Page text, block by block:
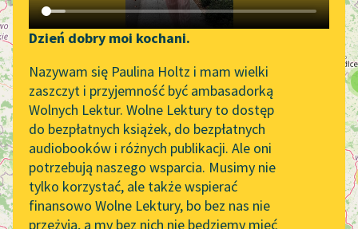
Katalog DAISY
Podkasty o książkach
Zgłoś brak utworu
Aktualności
„Prokurator Alicja Horn”
do słuchania
Byliśmy częścią AI Impact
Lab
Zapraszamy na spotkanie
online z tłumaczkami
Narzędzia
Mapa Wolnych Lektur
Leśmianator
Przewodnik dla piszących i
czytających
Dzień dobry moi kochani.
Nazywam się Paulina Holtz i mam wielki
zaszczyt i przyjemność być ambasadorką
Wolnych Lektur. Wolne Lektury to dostęp
do bezpłatnych książek, do bezpłatnych
audiobooków i różnych publikacji. Ale oni
potrzebują naszego wsparcia. Musimy nie
tylko korzystać, ale także wspierać
finansowo Wolne Lektury, bo bez nas nie
przeżyją, a my bez nich nie będziemy mieć
12
15
15